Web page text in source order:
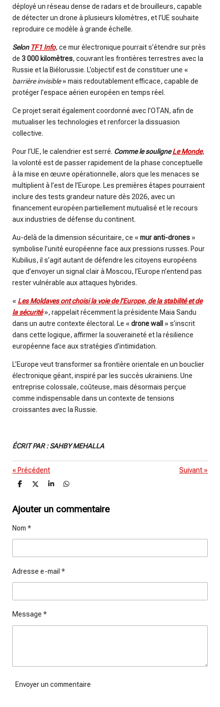
déployé un réseau dense de radars et de brouilleurs, capable
de détecter un drone à plusieurs kilomètres, et l’UE souhaite
reproduire ce modèle à grande échelle.
Selon TF1 Info, ce mur électronique pourrait s’étendre sur près
de 3000 kilomètres, couvrant les frontières terrestres avec la
Russie et la Biélorussie. L’objectif est de constituer une «
barrière invisible» mais redoutablement efficace, capable de
protéger l’espace aérien européen en temps réel.
Ce projet serait également coordonné avec l’OTAN, afin de
mutualiser les technologies et renforcer la dissuasion
collective.
Pour l’UE, le calendrier est serré. Comme le souligneLe Monde,
la volonté est de passer rapidement de la phase conceptuelle
à la mise en œuvre opérationnelle, alors que les menaces se
multiplient à l’est de l’Europe. Les premières étapes pourraient
inclure des tests grandeur nature dès 2026, avec un
financement européen partiellement mutualisé et le recours
aux industries de défense du continent.
Au-delà de la dimension sécuritaire, ce « mur anti-drones »
symbolise l’unité européenne face aux pressions russes. Pour
Kubilius, il s’agit autant de défendre les citoyens européens
que d’envoyer un signal clair à Moscou, l’Europe n’entend pas
rester vulnérable aux attaques hybrides.
« Les Moldaves ont choisi la voie de l’Europe, de la stabilité et de
la sécurité», rappelait récemment la présidente Maia Sandu
dans un autre contexte électoral. Le « drone wall
» s’inscrit
dans cette logique, affirmer la souveraineté et la résilience
européenne face aux stratégies d’intimidation.
L’Europe veut transformer sa frontière orientale en un bouclier
électronique géant, inspiré par les succès ukrainiens. Une
entreprise colossale, coûteuse, mais désormais perçue
comme indispensable dans un contexte de tensions
croissantes avec la Russie.
ÉCRIT PAR : SAHBY MEHALLA
« Précédent Suivant »
P
t
a
e
P
t
a
P
t
a
P
t
a
Ajouter un commentaire
Nom *
Adresse e-mail *
Message *
Envoyer un commentaire